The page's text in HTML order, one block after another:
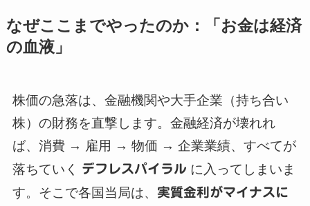
なぜここまでやったのか：「お金は経済
の血液」
株価の急落は、金融機関や大手企業（持ち合い
株）の財務を直撃します。金融経済が壊れれ
ば、消費 → 雇用 → 物価 → 企業業績、すべてが
落ちていく
デフレスパイラル に入ってしまいま
す。そこで各国当局は、 実質金利がマイナスに